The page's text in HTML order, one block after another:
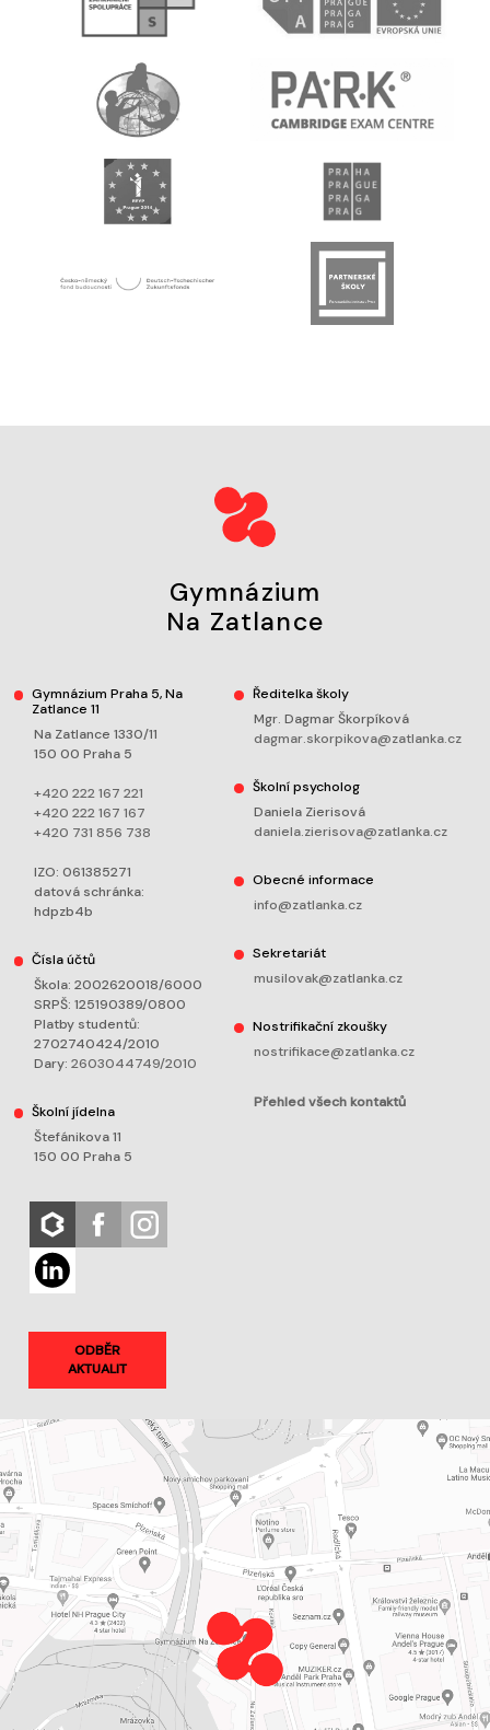
Gymnázium
Na Zatlance
Gymnázium Praha 5, Na
Zatlance 11
Na Zatlance 1330/11
150 00 Praha 5
+420 222 167 221
+420 222 167 167
+420 731 856 738
IZO: 061385271
datová schránka:
hdpzb4b
Čísla účtů
Škola: 2002620018/6000
SRPŠ: 125190389/0800
Platby studentů:
2702740424/2010
Dary: 2603044749/2010
Školní jídelna
Štefánikova 11
150 00 Praha 5
ODBĚR
AKTUALIT
Ředitelka školy
Mgr. Dagmar Škorpíková
dagmar.skorpikova@zatlanka.cz
Školní psycholog
Daniela Zierisová
daniela.zierisova@zatlanka.cz
Obecné informace
info@zatlanka.cz
Sekretariát
musilovak@zatlanka.cz
Nostrifikační zkoušky
nostrifikace@zatlanka.cz
Přehled všech kontaktů